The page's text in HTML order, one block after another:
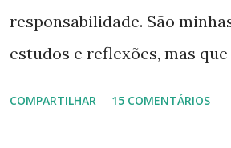
aqui: é a presença da
Felicidade e Alegria. Quem
responsabilidade. São
estudos e reflexões, mas
COMPARTILHAR 15 COMENTÁRIOS